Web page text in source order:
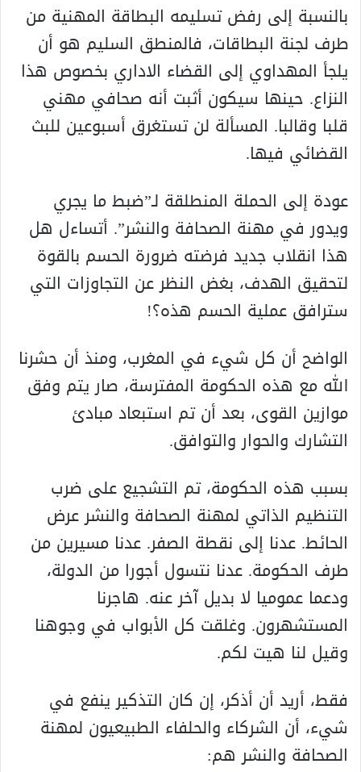
بالنسبة إلى رفض تسليمه البطاقة المهنية من
طرف لجنة البطاقات، فالمنطق السليم هو أن
يلجأ المهداوي إلى القضاء الاداري بخصوص هذا
النزاع. حينها سيكون أثبت أنه صحافي مهني
قلبا وقالبا. المسألة لن تستغرق أسبوعين للبث
القضائي فيها.
عودة إلى الحملة المنطلقة لـ”ضبط ما يجري
ويدور في مهنة الصحافة والنشر”. أتساءل هل
هذا انقلاب جديد فرضته ضرورة الحسم بالقوة
لتحقيق الهدف، بغض النظر عن التجاوزات التي
سترافق عملية الحسم هذه؟!
الواضح أن كل شيء في المغرب، ومنذ أن حشرنا
الله مع هذه الحكومة المفترسة، صار يتم وفق
موازين القوى، بعد أن تم استبعاد مبادئ
التشارك والحوار والتوافق.
بسبب هذه الحكومة، تم التشجيع على ضرب
التنظيم الذاتي لمهنة الصحافة والنشر عرض
الحائط. عدنا إلى نقطة الصفر. عدنا مسيرين من
طرف الحكومة. عدنا نتسول أجورا من الدولة،
ودعما عموميا لا بديل آخر عنه. هاجرنا
المستشهرون. وغلقت كل الأبواب في وجوهنا
وقيل لنا هيت لكم.
فقط، أريد أن أذكر، إن كان التذكير ينفع في
شيء، أن الشركاء والحلفاء الطبيعيون لمهنة
الصحافة والنشر هم: